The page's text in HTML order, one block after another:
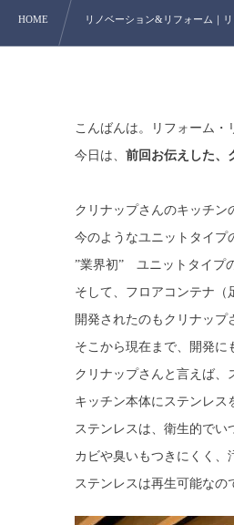
HOME リノベーション&リフォーム｜
こんばんは。リフォーム・
今日は、 前回お伝えした
クリナップさんのキッチン
今のようなユニットタイプ
”業界初” ユニットタイプ
そして、フロアコンテナ（
開発されたのもクリナップ
そこから現在まで、開発に
クリナップさんと言えば、
キッチン本体にステンレス
ステンレスは、衛生的でい
カビや臭いもつきにくく、
ステンレスは再生可能なの